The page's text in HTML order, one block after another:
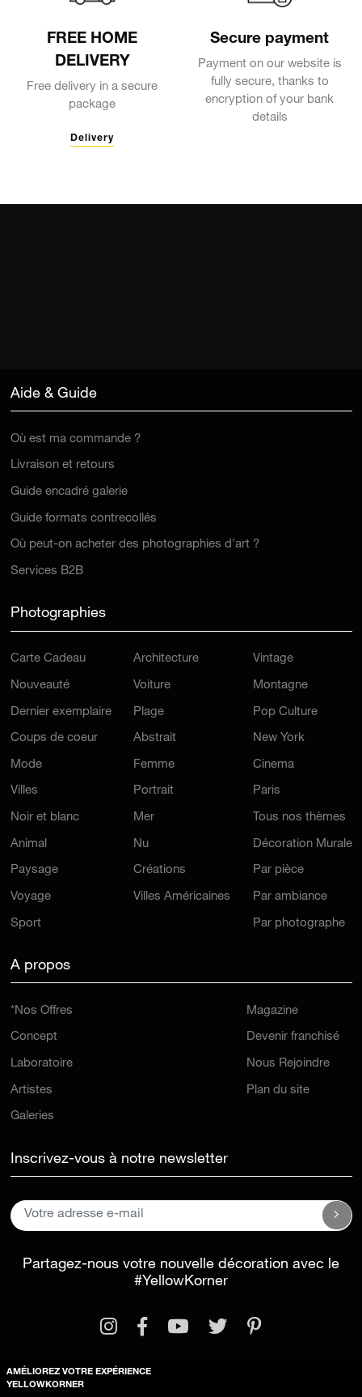
FREE HOME
DELIVERY
Free delivery in a secure
package
Delivery
Secure payment
Payment on our website is
fully secure, thanks to
encryption of your bank
details
Aide & Guide
Où est ma commande ?
Livraison et retours
Guide encadré galerie
Guide formats contrecollés
Où peut-on acheter des photographies d'art ?
Services B2B
Photographies
Carte Cadeau
Nouveauté
Dernier exemplaire
Coups de coeur
Mode
Villes
Noir et blanc
Animal
Paysage
Voyage
Sport
Architecture
Voiture
Plage
Abstrait
Femme
Portrait
Mer
Nu
Créations
Villes Américaines
Vintage
Montagne
Pop Culture
New York
Cinema
Paris
Tous nos thèmes
Décoration Murale
Par pièce
Par ambiance
Par photographe
A propos
*Nos Offres
Concept
Laboratoire
Artistes
Galeries
Magazine
Devenir franchisé
Nous Rejoindre
Plan du site
Inscrivez-vous à notre newsletter
Partagez-nous votre nouvelle décoration avec le
#YellowKorner
AMÉLIOREZ VOTRE EXPÉRIENCE
YELLOWKORNER